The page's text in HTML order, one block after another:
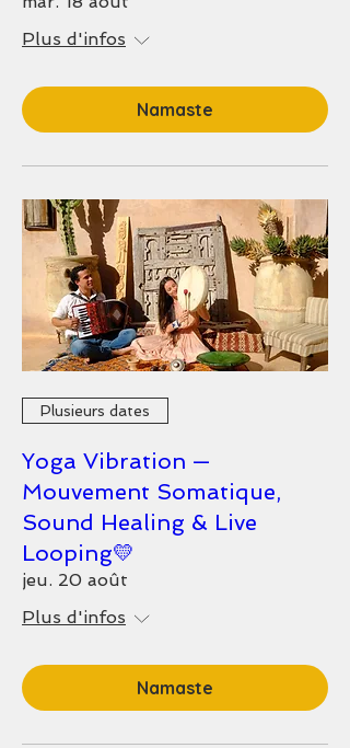
Plus d'infos
Namaste
Plusieurs dates
Yoga Vibration —
Mouvement Somatique,
Sound Healing & Live
Looping💛
jeu. 20 août
Plus d'infos
Namaste